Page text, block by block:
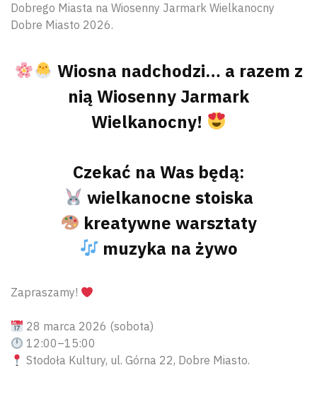
Dobrego Miasta na Wiosenny Jarmark Wielkanocny
Dobre Miasto 2026.
Wiosna nadchodzi… a razem z
nią Wiosenny Jarmark
Wielkanocny!
Czekać na Was będą:
wielkanocne stoiska
kreatywne warsztaty
muzyka na żywo
Zapraszamy!
28 marca 2026 (sobota)
12:00–15:00
Stodoła Kultury, ul. Górna 22, Dobre Miasto.